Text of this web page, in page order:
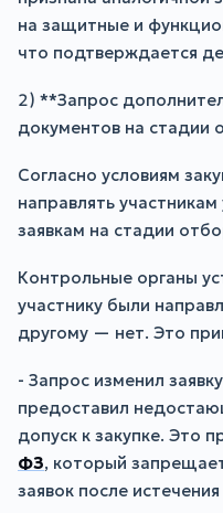
на защитные и
что подтверждается
2) **Запрос
документов на стадии
Согласно условиям
направлять
заявкам на стадии
Контрольные органы
участнику были
другому — нет. Это
- Запрос изменил
предоставил
допуск к закупке. Это
ФЗ, который
заявок после